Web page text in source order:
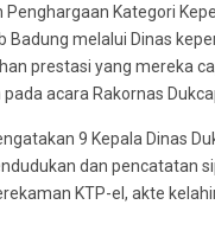
Kategori
Badung melalui Dinas
prestasi yang mereka
acara Rakornas
9 Kepala Dinas
dan pencatatan
KTP-el, akte